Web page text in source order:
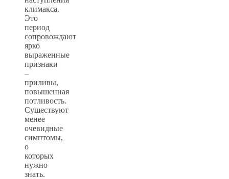
климакса.
Это
период
сопровождают
ярко
выраженные
признаки
–
приливы,
повышенная
потливость.
Существуют
менее
очевидные
симптомы,
о
которых
нужно
знать.